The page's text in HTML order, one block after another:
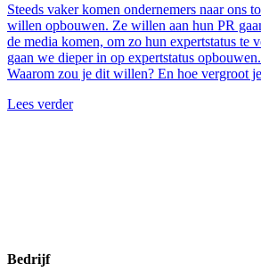
Steeds vaker komen ondernemers naar ons
willen opbouwen. Ze willen aan hun PR
de media komen, om zo hun expertstatus te
gaan we dieper in op expertstatus
Waarom zou je dit willen? En hoe vergroot
Lees verder
Bedrijf